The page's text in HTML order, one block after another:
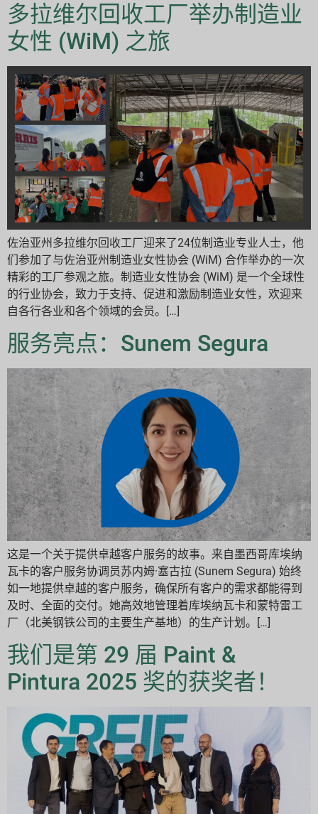
多拉维尔回收工厂举办制造业
女性 (WiM) 之旅
佐治亚州多拉维尔回收工厂迎来了24位制造业专业人士，他
们参加了与佐治亚州制造业女性协会 (WiM) 合作举办的一次
精彩的工厂参观之旅。制造业女性协会 (WiM) 是一个全球性
的行业协会，致力于支持、促进和激励制造业女性，欢迎来
自各行各业和各个领域的会员。[…]
服务亮点：Sunem Segura
这是一个关于提供卓越客户服务的故事。来自墨西哥库埃纳
瓦卡的客户服务协调员苏内姆·塞古拉 (Sunem Segura) 始终
如一地提供卓越的客户服务，确保所有客户的需求都能得到
及时、全面的交付。她高效地管理着库埃纳瓦卡和蒙特雷工
厂（北美钢铁公司的主要生产基地）的生产计划。[…]
我们是第 29 届 Paint &
Pintura 2025 奖的获奖者！